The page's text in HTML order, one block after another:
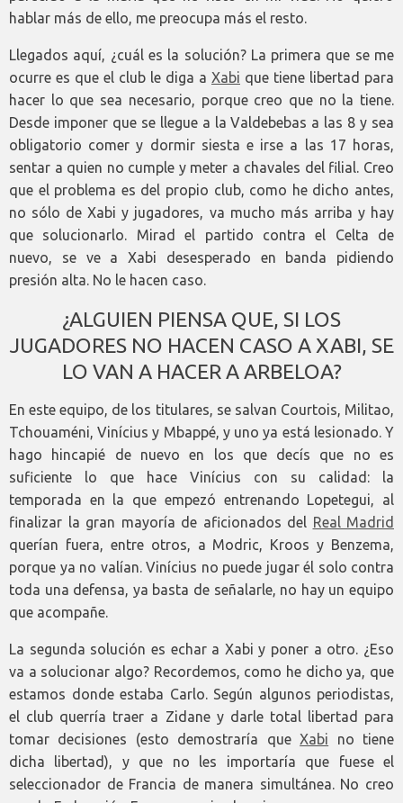
hablar más de ello, me preocupa más el resto.
Llegados aquí, ¿cuál es la solución? La primera que se me
ocurre es que el club le diga a Xabi que tiene libertad para
hacer lo que sea necesario, porque creo que no la tiene.
Desde imponer que se llegue a la Valdebebas a las 8 y sea
obligatorio comer y dormir siesta e irse a las 17 horas,
sentar a quien no cumple y meter a chavales del filial. Creo
que el problema es del propio club, como he dicho antes,
no sólo de Xabi y jugadores, va mucho más arriba y hay
que solucionarlo. Mirad el partido contra el Celta de
nuevo, se ve a Xabi desesperado en banda pidiendo
presión alta. No le hacen caso.
¿ALGUIEN PIENSA QUE, SI LOS
JUGADORES NO HACEN CASO A XABI, SE
LO VAN A HACER A ARBELOA?
En este equipo, de los titulares, se salvan Courtois, Militao,
Tchouaméni, Vinícius y Mbappé, y uno ya está lesionado. Y
hago hincapié de nuevo en los que decís que no es
suficiente lo que hace Vinícius con su calidad: la
temporada en la que empezó entrenando Lopetegui, al
finalizar la gran mayoría de aficionados del Real Madrid
querían fuera, entre otros, a Modric, Kroos y Benzema,
porque ya no valían. Vinícius no puede jugar él solo contra
toda una defensa, ya basta de señalarle, no hay un equipo
que acompañe.
La segunda solución es echar a Xabi y poner a otro. ¿Eso
va a solucionar algo? Recordemos, como he dicho ya, que
estamos donde estaba Carlo. Según algunos periodistas,
el club querría traer a Zidane y darle total libertad para
tomar decisiones (esto demostraría queXabi no tiene
dicha libertad), y que no les importaría que fuese el
seleccionador de Francia de manera simultánea. No creo